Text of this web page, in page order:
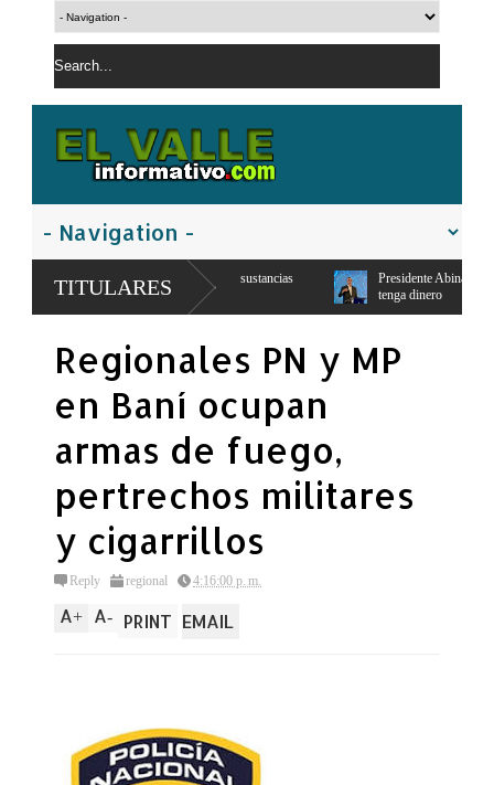
TITULARES
trafico de sustancias
Presidente Abinader: Ningún estudiante con
Maguana
Regionales PN y MP
en Baní ocupan
armas de fuego,
pertrechos militares
y cigarrillos
Reply regional 4:16:00 p. m.
A+ A- PRINT EMAIL